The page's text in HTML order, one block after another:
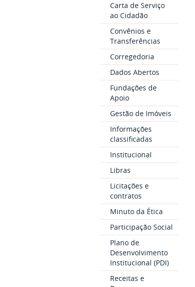
Carta de Serviço
ao Cidadão
Convênios e
Transferências
Corregedoria
Dados Abertos
Fundações de
Apoio
Gestão de Imóveis
Informações
classificadas
Institucional
Libras
Licitações e
contratos
Minuto da Ética
Participação Social
Plano de
Desenvolvimento
Institucional (PDI)
Receitas e